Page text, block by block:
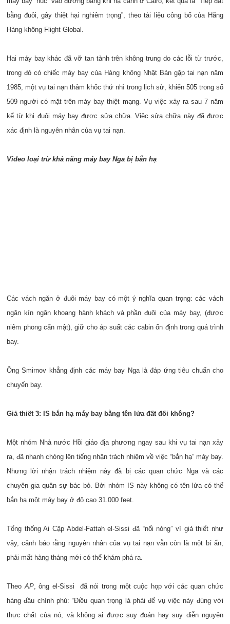
bằng đuôi, gây thiệt hại nghiêm trọng”, theo tài liệu công bố của Hãng
Hàng không Flight Global.
Hai máy bay khác đã vỡ tan tành trên không trung do các lỗi từ trước,
trong đó có chiếc máy bay của Hàng không Nhật Bản gặp tai nạn năm
1985, một vụ tai nạn thảm khốc thứ nhì trong lịch sử, khiến 505 trong số
509 người có mặt trên máy bay thiệt mạng. Vụ việc xảy ra sau 7 năm
kể từ khi đuôi máy bay được sửa chữa. Việc sửa chữa này đã được
xác định là nguyên nhân của vụ tai nạn.
Video loại trừ khả năng máy bay Nga bị bắn hạ
Các vách ngăn ở đuôi máy bay có một ý nghĩa quan trọng: các vách
ngăn kín ngăn khoang hành khách và phần đuôi của máy bay, (được
niêm phong cẩn mật), giữ cho áp suất các cabin ổn định trong quá trình
bay.
Ông Smirnov khẳng định các máy bay Nga là đáp ứng tiêu chuẩn cho
chuyến bay.
Giả thiết 3: IS bắn hạ máy bay bằng tên lửa đất đối không?
Một nhóm Nhà nước Hồi giáo địa phương ngay sau khi vụ tai nạn xảy
ra, đã nhanh chóng lên tiếng nhận trách nhiệm về việc “bắn hạ” máy bay.
Nhưng lời nhận trách nhiệm này đã bị các quan chức Nga và các
chuyên gia quân sự bác bỏ. Bởi nhóm IS này không có tên lửa có thể
bắn hạ một máy bay ở độ cao 31.000 feet.
Tổng thống Ai Cập Abdel-Fattah el-Sissi đã “nổi nóng” vì giả thiết như
vậy, cảnh báo rằng nguyên nhân của vụ tai nạn vẫn còn là một bí ẩn,
phải mất hàng tháng mới có thể khám phá ra.
TheoAP, ông el-Sissi đã nói trong một cuộc họp với các quan chức
hàng đầu chính phủ: “Điều quan trọng là phải để vụ việc này đúng với
thực chất của nó, và không ai được suy đoán hay suy diễn nguyên